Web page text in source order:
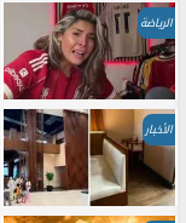
الرياضة
الأخبار